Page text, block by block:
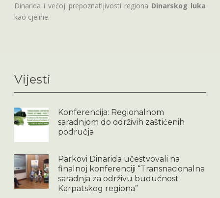
Dinarida i većoj prepoznatljivosti regiona Dinarskog luka
kao cjeline.
Vijesti
Konferencija: Regionalnom
saradnjom do održivih zaštićenih
područja
Parkovi Dinarida učestvovali na
finalnoj konferenciji “Transnacionalna
saradnja za održivu budućnost
Karpatskog regiona”